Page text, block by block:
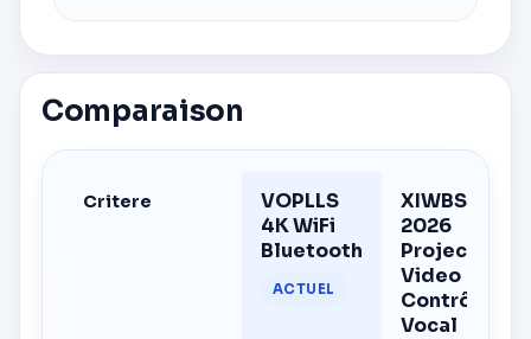
Comparaison
Critere
VOPLLS
4K WiFi
Bluetooth
ACTUEL
XIWBSY
2026
Projecteur
Video
Contrôle
Vocal